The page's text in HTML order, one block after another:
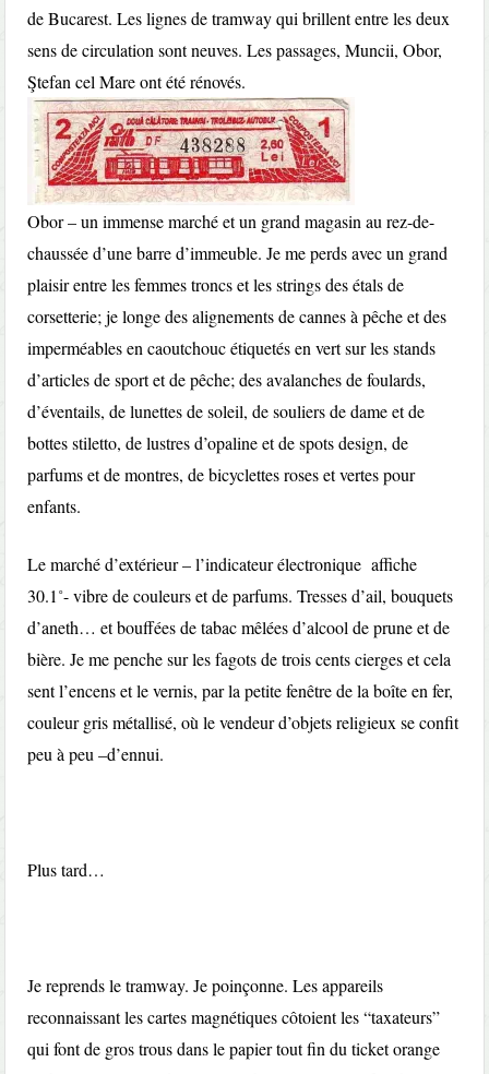
de Bucarest. Les lignes de tramway qui brillent entre les deux
sens de circulation sont neuves. Les passages, Muncii, Obor,
Ştefan cel Mare ont été rénovés.
Obor – un immense marché et un grand magasin au rez-de-
chaussée d’une barre d’immeuble. Je me perds avec un grand
plaisir entre les femmes troncs et les strings des étals de
corsetterie; je longe des alignements de cannes à pêche et des
imperméables en caoutchouc étiquetés en vert sur les stands
d’articles de sport et de pêche; des avalanches de foulards,
d’éventails, de lunettes de soleil, de souliers de dame et de
bottes stiletto, de lustres d’opaline et de spots design, de
parfums et de montres, de bicyclettes roses et vertes pour
enfants.
Le marché d’extérieur – l’indicateur électronique affiche
30.1˚- vibre de couleurs et de parfums. Tresses d’ail, bouquets
d’aneth… et bouffées de tabac mêlées d’alcool de prune et de
bière. Je me penche sur les fagots de trois cents cierges et cela
sent l’encens et le vernis, par la petite fenêtre de la boîte en fer,
couleur gris métallisé, où le vendeur d’objets religieux se confit
peu à peu –d’ennui.
Plus tard…
Je reprends le tramway. Je poinçonne. Les appareils
reconnaissant les cartes magnétiques côtoient les “taxateurs”
qui font de gros trous dans le papier tout fin du ticket orange